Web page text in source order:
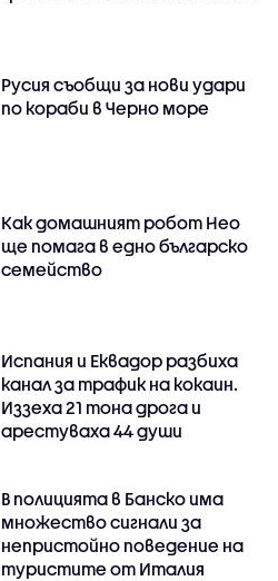
Русия съобщи за нови удари
по кораби в Черно море
Как домашният робот Нео
ще помага в едно българско
семейство
Испания и Еквадор разбиха
канал за трафик на кокаин.
Иззеха 21 тона дрога и
арестуваха 44 души
В полицията в Банско има
множество сигнали за
непристойно поведение на
туристите от Италия